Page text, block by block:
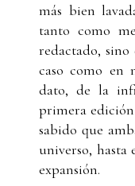
más bien
tanto como
redactado,
caso como en
dato, de la
primera
sabido que
universo, hasta
expansión.